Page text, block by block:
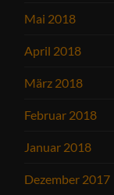
Mai 2018
April 2018
März 2018
Februar 2018
Januar 2018
Dezember 2017